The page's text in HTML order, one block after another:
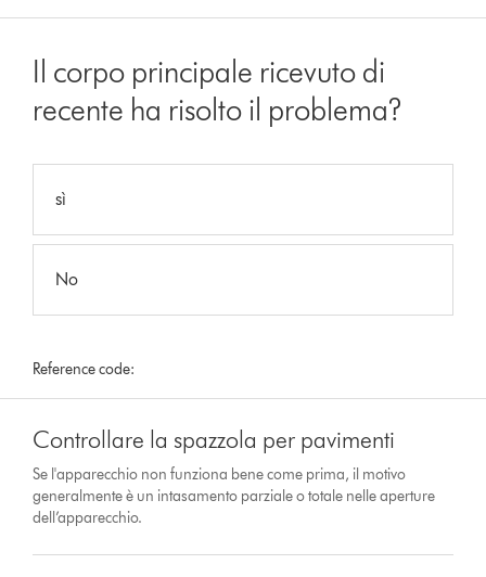
Il corpo principale ricevuto di
recente ha risolto il problema?
sì
No
Reference code:
Controllare la spazzola per pavimenti
Se l'apparecchio non funziona bene come prima, il motivo
generalmente è un intasamento parziale o totale nelle aperture
dell’apparecchio.